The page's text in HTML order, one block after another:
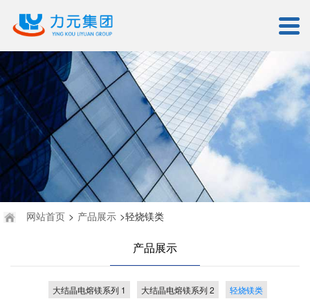
网站首页 > 产品展示 >轻烧镁类
产品展示
大结晶电熔镁系列 1 大结晶电熔镁系列 2 轻烧镁类